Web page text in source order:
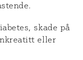
skade på
eller